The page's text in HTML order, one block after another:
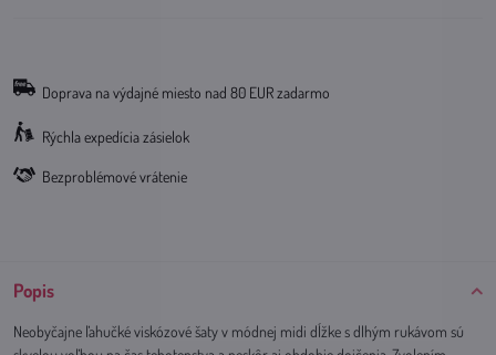
Doprava na výdajné miesto nad 80 EUR zadarmo
Rýchla expedícia zásielok
Bezproblémové vrátenie
Popis
Neobyčajne ľahučké viskózové šaty v módnej midi dĺžke s dlhým rukávom sú